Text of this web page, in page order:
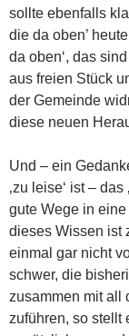
sollte ebenfalls
die da oben’
da oben‘, das
aus freien Stück
der Gemeinde
diese neuen
Und – ein
‚zu leise‘ ist –
gute Wege in eine
dieses Wissen ist
einmal gar nicht
schwer, die
zusammen mit all
zuführen, so stellt